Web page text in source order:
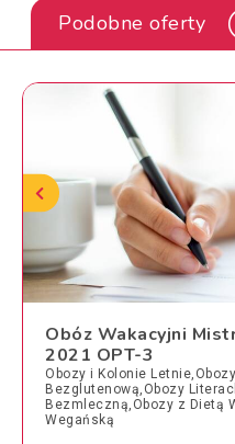
Podobne oferty
Obóz Wakacyjni
2021 OPT-3
Obozy i Kolonie
Bezglutenową,Obozy
Bezmleczną,Obozy z Dietą
Wegańską